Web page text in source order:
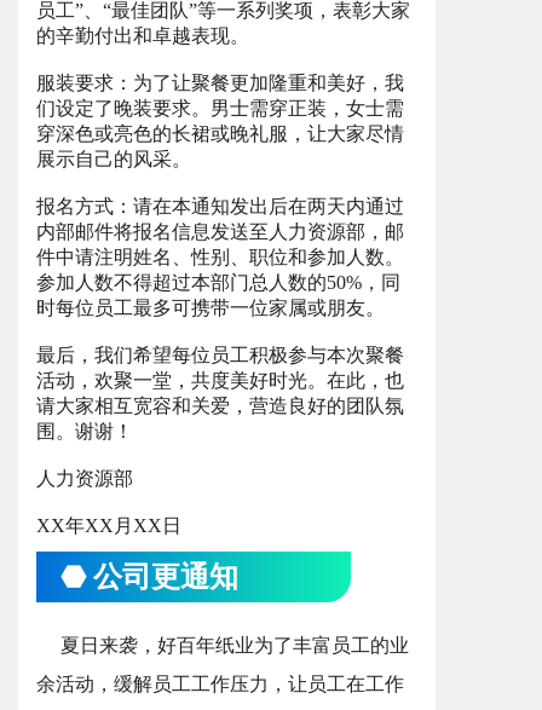
员工”、“最佳团队”等一系列奖项，表彰大家
的辛勤付出和卓越表现。
服装要求：为了让聚餐更加隆重和美好，我
们设定了晚装要求。男士需穿正装，女士需
穿深色或亮色的长裙或晚礼服，让大家尽情
展示自己的风采。
报名方式：请在本通知发出后在两天内通过
内部邮件将报名信息发送至人力资源部，邮
件中请注明姓名、性别、职位和参加人数。
参加人数不得超过本部门总人数的50%，同
时每位员工最多可携带一位家属或朋友。
最后，我们希望每位员工积极参与本次聚餐
活动，欢聚一堂，共度美好时光。在此，也
请大家相互宽容和关爱，营造良好的团队氛
围。谢谢！
人力资源部
XX年XX月XX日
⬣ 公司更通知
夏日来袭，好百年纸业为了丰富员工的业
余活动，缓解员工工作压力，让员工在工作